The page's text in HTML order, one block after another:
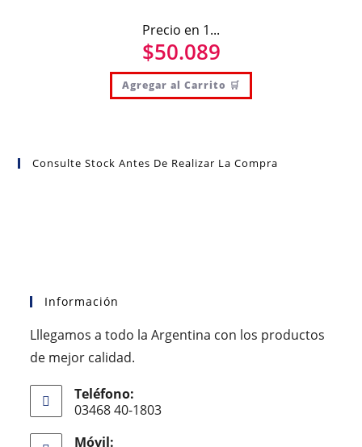
Precio en 1...
$50.089
Agregar al Carrito 🛒
Consulte Stock Antes De Realizar La Compra
Información
Lllegamos a todo la Argentina con los productos
de mejor calidad.
Teléfono:
03468 40-1803
Móvil: